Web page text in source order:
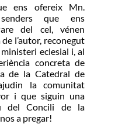
ens ofereix Mn.
que ens
del cel, vénen
l’autor, reconegut
eclesial i, al
concreta de
de la Catedral de
la comunitat
i que siguin una
del Concili de la
a pregar!